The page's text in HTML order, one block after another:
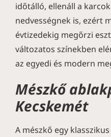
időtálló, ellenáll a
nedvességnek is, ezért
évtizedekig megőrzi
változatos színekben
az egyedi és modern
Mészkő
Kecskemét
A mészkő egy